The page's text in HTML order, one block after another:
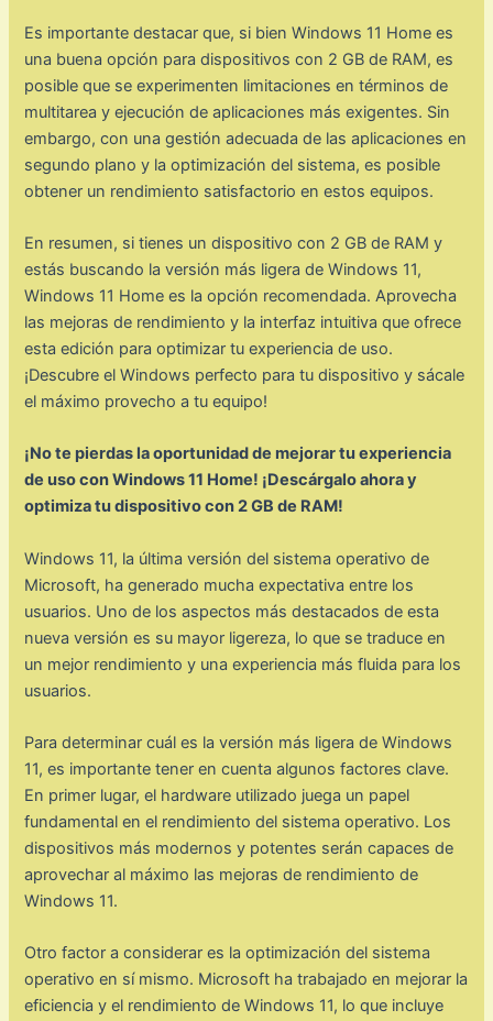
Es importante destacar que, si bien Windows 11 Home es
una buena opción para dispositivos con 2 GB de RAM, es
posible que se experimenten limitaciones en términos de
multitarea y ejecución de aplicaciones más exigentes. Sin
embargo, con una gestión adecuada de las aplicaciones en
segundo plano y la optimización del sistema, es posible
obtener un rendimiento satisfactorio en estos equipos.
En resumen, si tienes un dispositivo con 2 GB de RAM y
estás buscando la versión más ligera de Windows 11,
Windows 11 Home es la opción recomendada. Aprovecha
las mejoras de rendimiento y la interfaz intuitiva que ofrece
esta edición para optimizar tu experiencia de uso.
¡Descubre el Windows perfecto para tu dispositivo y sácale
el máximo provecho a tu equipo!
¡No te pierdas la oportunidad de mejorar tu experiencia
de uso con Windows 11 Home! ¡Descárgalo ahora y
optimiza tu dispositivo con 2 GB de RAM!
Windows 11, la última versión del sistema operativo de
Microsoft, ha generado mucha expectativa entre los
usuarios. Uno de los aspectos más destacados de esta
nueva versión es su mayor ligereza, lo que se traduce en
un mejor rendimiento y una experiencia más fluida para los
usuarios.
Para determinar cuál es la versión más ligera de Windows
11, es importante tener en cuenta algunos factores clave.
En primer lugar, el hardware utilizado juega un papel
fundamental en el rendimiento del sistema operativo. Los
dispositivos más modernos y potentes serán capaces de
aprovechar al máximo las mejoras de rendimiento de
Windows 11.
Otro factor a considerar es la optimización del sistema
operativo en sí mismo. Microsoft ha trabajado en mejorar la
eficiencia y el rendimiento de Windows 11, lo que incluye